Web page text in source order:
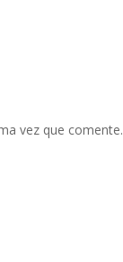
vez que comente.